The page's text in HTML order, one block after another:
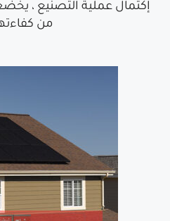
إكتمال عملية التصنيع ،
من